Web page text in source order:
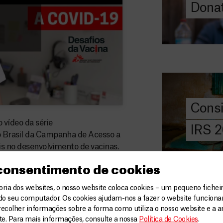
de cookies
dos websites, o nosso website coloca cookies – um pequeno
seu computador. Os cookies ajudam-nos a fazer o website
informações sobre a forma como utiliza o nosso website e a
Para mais informações, consulte a nossa Política de Cookies.
vídeo da série
da Campanha de Acesso a
no desenvolvimento de vacinas.
DOE
AGORA
IRS
Saiba tudo
IRS: o que é,
preencher, e
MSF com o
DOE
AGORA
Angarie
A MSF
donativos
chegar